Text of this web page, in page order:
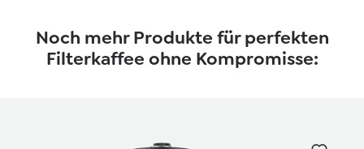
Noch mehr Produkte für perfekten
Filterkaffee ohne Kompromisse: